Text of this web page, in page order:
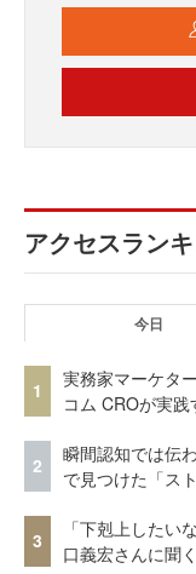
アクセスラン
今日
1
実務家マーケタ
コム CROが実践
2
瞬間認知では伝
で見つけた「ス
3
「下剋上したい
口義宏さんに聞